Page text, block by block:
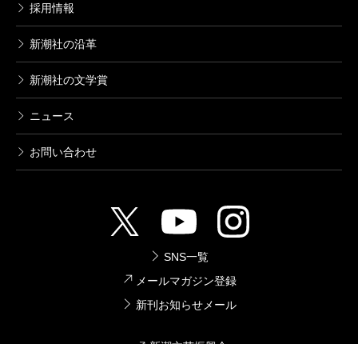
採用情報
新潮社の沿革
新潮社の文学賞
ニュース
お問い合わせ
SNS一覧
メールマガジン登録
新刊お知らせメール